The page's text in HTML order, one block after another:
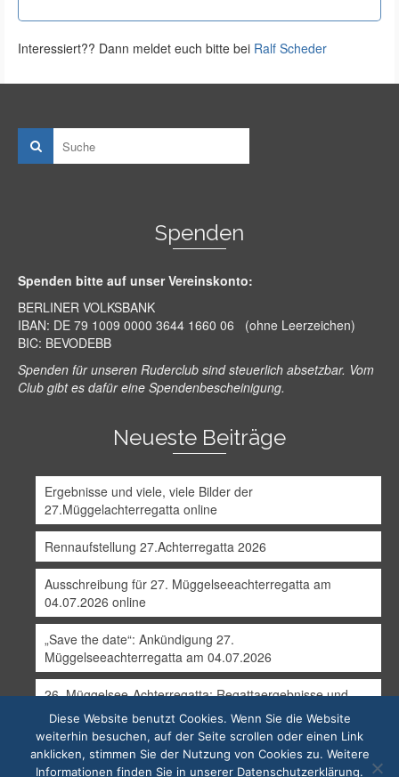
Interessiert?? Dann meldet euch bitte bei Ralf Scheder
Spenden
Spenden bitte auf unser Vereinskonto:
BERLINER VOLKSBANK
IBAN: DE 79 1009 0000 3644 1660 06 (ohne Leerzeichen)
BIC: BEVODEBB
Spenden für unseren Ruderclub sind steuerlich absetzbar. Vom
Club gibt es dafür eine Spendenbescheinigung.
Neueste Beiträge
Ergebnisse und viele, viele Bilder der
27.Müggelachterregatta online
Rennaufstellung 27.Achterregatta 2026
Ausschreibung für 27. Müggelseeachterregatta am
04.07.2026 online
„Save the date“: Ankündigung 27.
Müggelseeachterregatta am 04.07.2026
26. Müggelsee-Achterregatta: Regattaergebnisse und
erste Bilder online
Über uns Das Vereinslokal Impressum Datenschutzerklärung
Diese Website benutzt Cookies. Wenn Sie die Website
weiterhin besuchen, auf der Seite scrollen oder einen Link
anklicken, stimmen Sie der Nutzung von Cookies zu. Weitere
Informationen finden Sie in unserer Datenschutzerklärung.